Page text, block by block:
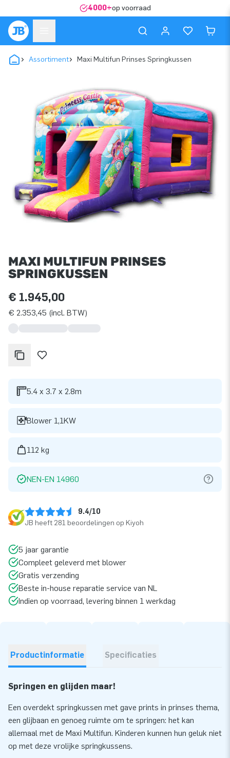
4000+op voorraad
Assortiment Maxi Multifun Prinses Springkussen
MAXI MULTIFUN PRINSES
SPRINGKUSSEN
€ 1.945,00
€ 2.353,45 (incl. BTW)
5.4 x 3.7 x 2.8m
Blower 1,1KW
112 kg
NEN-EN 14960
9.4/10
JB heeft 281 beoordelingen op Kiyoh
5 jaar garantie
Compleet geleverd met blower
Gratis verzending
Beste in-house reparatie service van NL
Indien op voorraad, levering binnen 1 werkdag
Productinformatie Specificaties
Springen en glijden maar!
Een overdekt springkussen met gave prints in prinses thema,
een glijbaan en genoeg ruimte om te springen: het kan
allemaal met de Maxi Multifun. Kinderen kunnen hun geluk niet
op met deze vrolijke springkussens.